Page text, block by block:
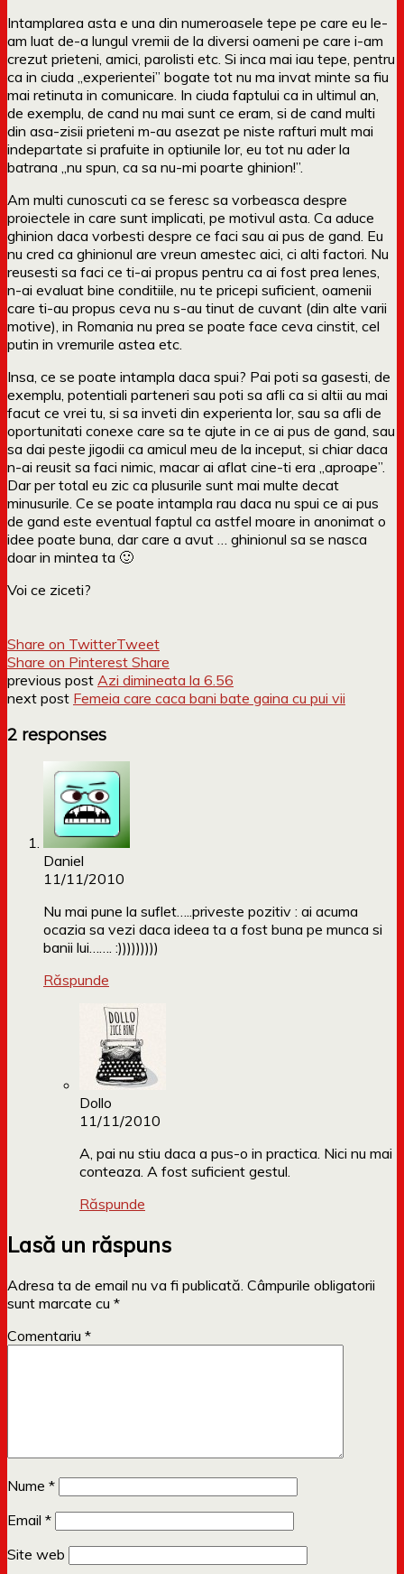
Intamplarea asta e una din numeroasele tepe pe care eu le-
am luat de-a lungul vremii de la diversi oameni pe care i-am
crezut prieteni, amici, parolisti etc. Si inca mai iau tepe, pentru
ca in ciuda „experientei” bogate tot nu ma invat minte sa fiu
mai retinuta in comunicare. In ciuda faptului ca in ultimul an,
de exemplu, de cand nu mai sunt ce eram, si de cand multi
din asa-zisii prieteni m-au asezat pe niste rafturi mult mai
indepartate si prafuite in optiunile lor, eu tot nu ader la
batrana „nu spun, ca sa nu-mi poarte ghinion!”.
Am multi cunoscuti ca se feresc sa vorbeasca despre
proiectele in care sunt implicati, pe motivul asta. Ca aduce
ghinion daca vorbesti despre ce faci sau ai pus de gand. Eu
nu cred ca ghinionul are vreun amestec aici, ci alti factori. Nu
reusesti sa faci ce ti-ai propus pentru ca ai fost prea lenes,
n-ai evaluat bine conditiile, nu te pricepi suficient, oamenii
care ti-au propus ceva nu s-au tinut de cuvant (din alte varii
motive), in Romania nu prea se poate face ceva cinstit, cel
putin in vremurile astea etc.
Insa, ce se poate intampla daca spui? Pai poti sa gasesti, de
exemplu, potentiali parteneri sau poti sa afli ca si altii au mai
facut ce vrei tu, si sa inveti din experienta lor, sau sa afli de
oportunitati conexe care sa te ajute in ce ai pus de gand, sau
sa dai peste jigodii ca amicul meu de la inceput, si chiar daca
n-ai reusit sa faci nimic, macar ai aflat cine-ti era „aproape”.
Dar per total eu zic ca plusurile sunt mai multe decat
minusurile. Ce se poate intampla rau daca nu spui ce ai pus
de gand este eventual faptul ca astfel moare in anonimat o
idee poate buna, dar care a avut … ghinionul sa se nasca
doar in mintea ta 🙂
Voi ce ziceti?
Share on TwitterTweet
Share on Pinterest Share
previous post Azi dimineata la 6.56
next post Femeia care caca bani bate gaina cu pui vii
2 responses
Daniel
11/11/2010
Nu mai pune la suflet…..priveste pozitiv : ai acuma
ocazia sa vezi daca ideea ta a fost buna pe munca si
banii lui……. :)))))))))
Răspunde
Dollo
11/11/2010
A, pai nu stiu daca a pus-o in practica. Nici nu mai
conteaza. A fost suficient gestul.
Răspunde
Lasă un răspuns
Adresa ta de email nu va fi publicată. Câmpurile obligatorii
sunt marcate cu *
Comentariu *
Nume *
Email *
Site web